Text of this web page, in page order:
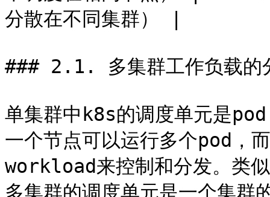
分散在不同集群） |
### 2.1. 多集群工作负载的
单集群中k8s的调度单元是
一个节点可以运行多个pod，
workload来控制和分发。类
多集群的调度单元是一个集